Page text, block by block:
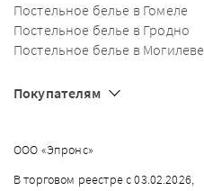
Постельное белье в Гомеле
Постельное белье в Гродно
Постельное белье в Могилеве
Покупателям
ООО «Эпронс»
В торговом реестре с 03.02.2026,